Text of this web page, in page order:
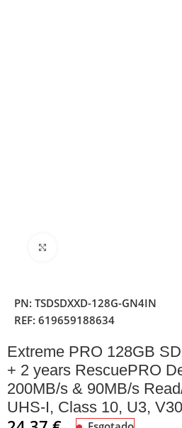
PN:TSDSDXXD-128G-GN4IN
REF:619659188634
Extreme PRO 128GB
+ 2 years RescuePRO
200MB/s & 90MB/s
UHS-I, Class 10, U3, V30